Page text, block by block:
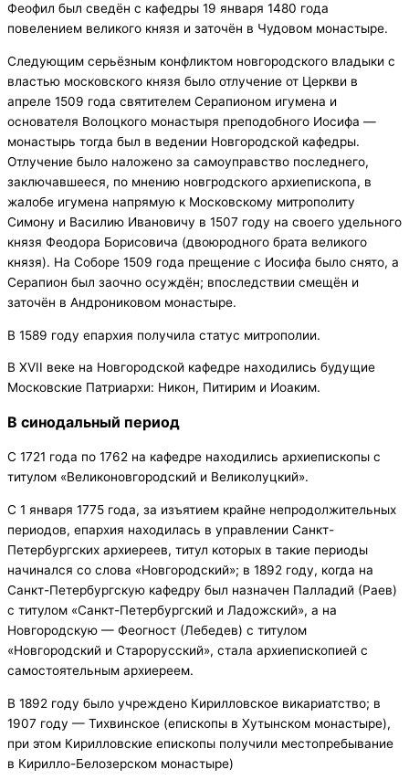
Феофил был сведён с кафедры 19 января 1480 года
повелением великого князя и заточён в Чудовом монастыре.
Следующим серьёзным конфликтом новгородского владыки с
властью московского князя было отлучение от Церкви в
апреле 1509 года святителем Серапионом игумена и
основателя Волоцкого монастыря преподобного Иосифа —
монастырь тогда был в ведении Новгородской кафедры.
Отлучение было наложено за самоуправство последнего,
заключавшееся, по мнению новгродского архиепископа, в
жалобе игумена напрямую к Московскому митрополиту
Симону и Василию Ивановичу в 1507 году на своего удельного
князя Феодора Борисовича (двоюродного брата великого
князя). На Соборе 1509 года прещение с Иосифа было снято, а
Серапион был заочно осуждён; впоследствии смещён и
заточён в Андрониковом монастыре.
В 1589 году епархия получила статус митрополии.
В XVII веке на Новгородской кафедре находились будущие
Московские Патриархи: Никон, Питирим и Иоаким.
В синодальный период
С 1721 года по 1762 на кафедре находились архиепископы с
титулом «Великоновгородский и Великолуцкий».
С 1 января 1775 года, за изъятием крайне непродолжительных
периодов, епархия находилась в управлении Санкт-
Петербургских архиереев, титул которых в такие периоды
начинался со слова «Новгородский»; в 1892 году, когда на
Санкт-Петербургскую кафедру был назначен Палладий (Раев)
с титулом «Санкт-Петербургский и Ладожский», а на
Новгородскую — Феогност (Лебедев) с титулом
«Новгородский и Старорусский», стала архиепископией с
самостоятельным архиереем.
В 1892 году было учреждено Кирилловское викариатство; в
1907 году — Тихвинское (епископы в Хутынском монастыре),
при этом Кирилловские епископы получили местопребывание
в Кирилло-Белозерском монастыре)